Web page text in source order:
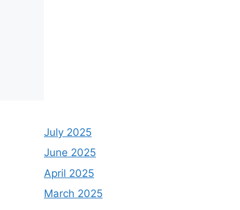
July 2025
June 2025
April 2025
March 2025